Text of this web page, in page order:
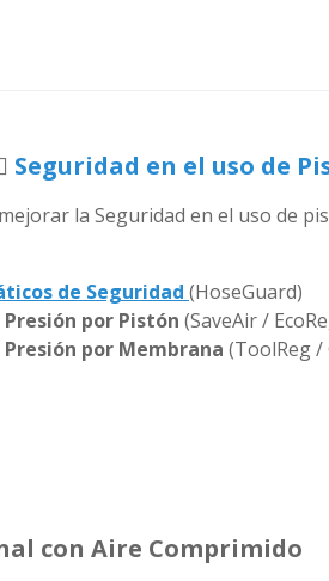
Seguridad en el uso de
la Seguridad en el uso de
de Seguridad (HoseGuard)
por Pistón (SaveAir /
por Membrana (ToolReg /
con Aire Comprimido